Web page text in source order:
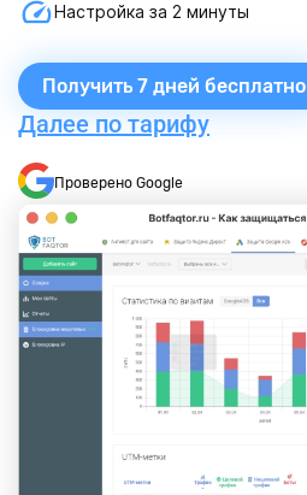
Настройка за 2 минуты
Получить 7 дней бесплатно
Далее по тарифу
Проверено Google